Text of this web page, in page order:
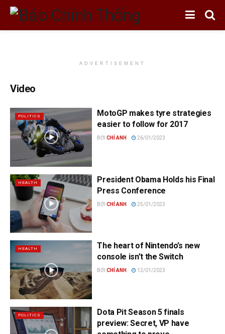
ADVERTISEMENT
Video
POLITICS
MotoGP makes tyre strategies
easier to follow for 2017
BỞI CHÍ ANH 26/01/2023
HEALTH
President Obama Holds his Final
Press Conference
BỞI CHÍ ANH 25/01/2023
HEALTH
The heart of Nintendo’s new
console isn’t the Switch
BỞI CHÍ ANH 12/01/2023
POLITICS
Dota Pit Season 5 finals
preview: Secret, VP have